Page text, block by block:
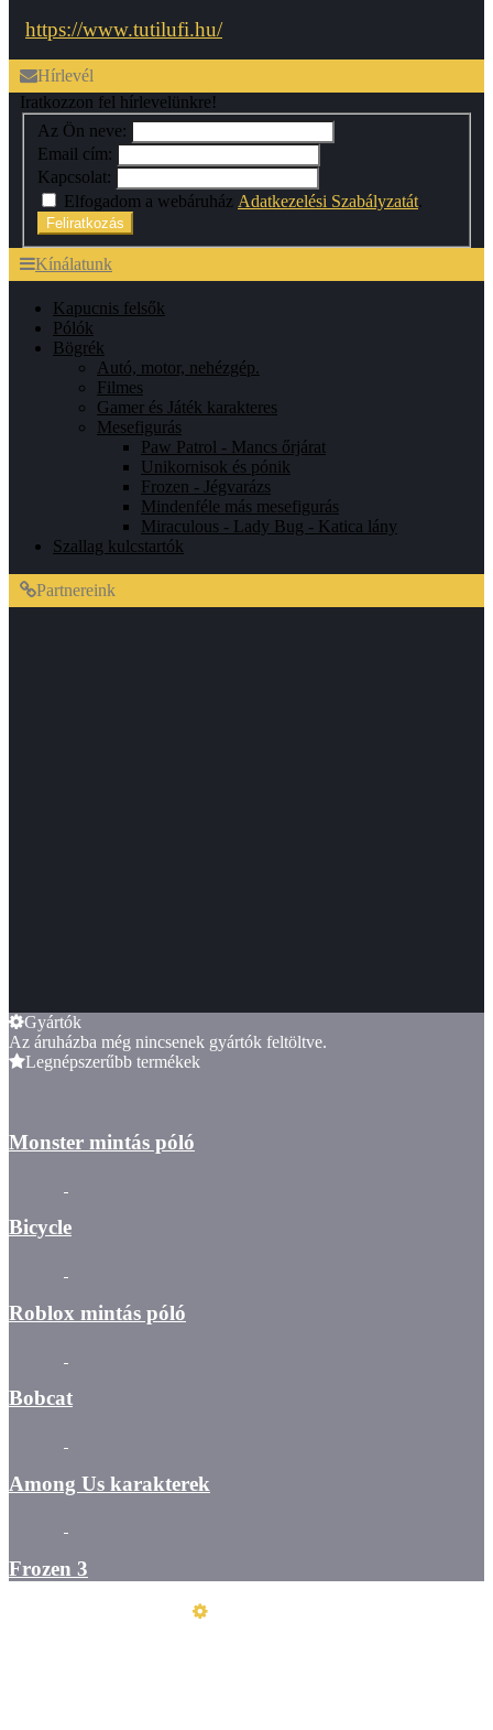
https://www.tutilufi.hu/
Hírlevél
Iratkozzon fel hírlevelünkre!
Az Ön neve:
Email cím:
Kapcsolat:
Elfogadom a webáruház Adatkezelési Szabályzatát.
Feliratkozás
Kínálatunk
Kapucnis felsők
Pólók
Bögrék
Autó, motor, nehézgép.
Filmes
Gamer és Játék karakteres
Mesefigurás
Paw Patrol - Mancs őrjárat
Unikornisok és pónik
Frozen - Jégvarázs
Mindenféle más mesefigurás
Miraculous - Lady Bug - Katica lány
Szallag kulcstartók
Partnereink
Gyártók
Az áruházba még nincsenek gyártók feltöltve.
Legnépszerűbb termékek
Monster mintás póló
Bicycle
Roblox mintás póló
Bobcat
Among Us karakterek
Frozen 3